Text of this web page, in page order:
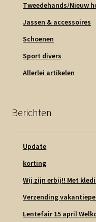
Tweedehands/Nieuw
Jassen & accessoires
Schoenen
Sport divers
Allerlei artikelen
Berichten
Update
korting
Wij zijn erbij!! Met
Verzending
Lentefair 15 april